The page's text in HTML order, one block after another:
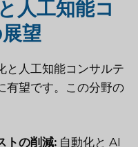
人工知能コ
望
と人工知能コンサルテ
有望です。この分野の
トの削減: 自動化と AI